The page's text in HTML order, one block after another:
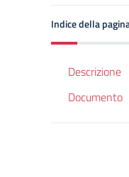
Indice della
Descrizione
Documento